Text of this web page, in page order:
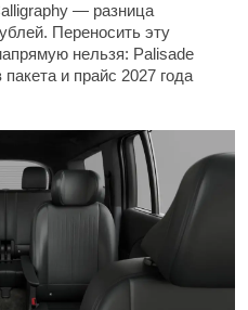
— разница
Переносить эту
нельзя: Palisade
и прайс 2027 года